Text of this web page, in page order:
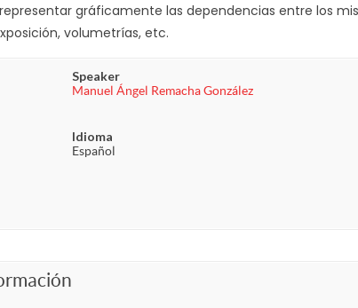
gráficamente las dependencias entre los
volumetrías, etc.
Speaker
Manuel Ángel Remacha González
Idioma
Español